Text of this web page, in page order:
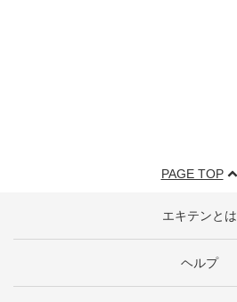
PAGE TOP
エキテンとは
ヘルプ